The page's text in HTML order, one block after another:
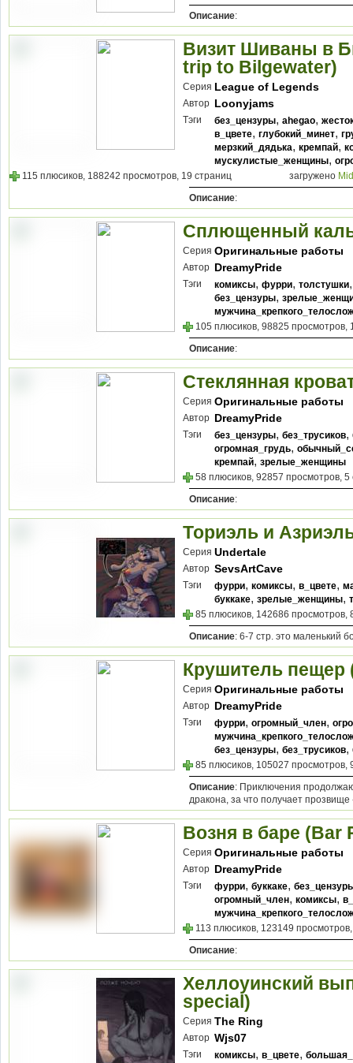
Описание:
Визит Шиваны в
trip to Bilgewater)
Серия League of Legends
Автор Loonyjams
Тэги без_цензуры, ahegao,
в_цвете, глубокий_минет,
мерзкий_дядька, кремпай,
мускулистые_женщины,
115 плюсиков, 188242 просмотров, 19 страниц
загружено
Описание:
Сплющенный
Серия Оригинальные работы
Автор DreamyPride
Тэги комиксы, фурри, толстушки
без_цензуры,
105 плюсиков, 98825 просмотров,
Описание:
Стеклянная
Серия Оригинальные работы
Автор DreamyPride
Тэги без_цензуры, без_трусиков,
огромная_грудь,
кремпай, зрелые_женщины
58 плюсиков, 92857 просмотров, 5
Описание:
Ториэль и
Серия Undertale
Автор SevsArtCave
Тэги фурри, комиксы, в_цвете,
буккаке, зрелые_женщины,
85 плюсиков, 142686 просмотров,
Описание: 6-7 стр. это маленький
Крушитель пещер
Серия Оригинальные работы
Автор DreamyPride
Тэги фурри, огромный_член,
без_цензуры, без_трусиков,
85 плюсиков, 105027 просмотров,
Описание: Приключения
дракона, за что получает
Возня в баре (Bar
Серия Оригинальные работы
Автор DreamyPride
Тэги фурри, буккаке,
огромный_член, комиксы,
113 плюсиков, 123149
Описание:
Хеллоуинский
special)
Серия The Ring
Автор Wjs07
Тэги комиксы, в_цвете,